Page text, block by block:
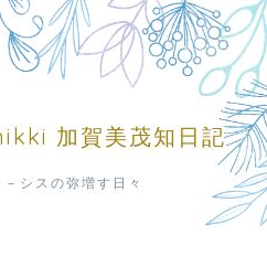
加賀美茂知日記
シスの弥増す日々